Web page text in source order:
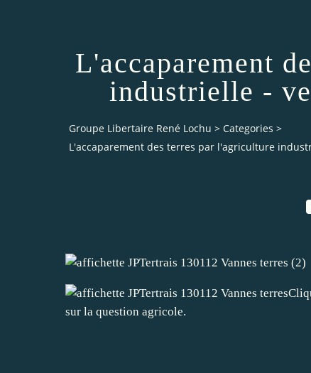
L'accaparement
industrielle -
Groupe Libertaire René Lochu > Categories >
L'accaparement des terres par l'agriculture
sur la question agricole.